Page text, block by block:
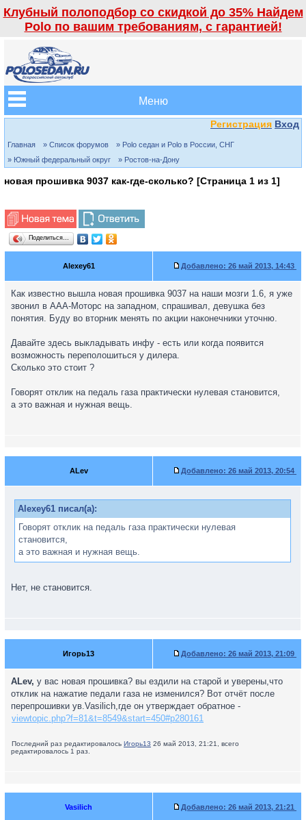
Клубный полоподбор со скидкой до 35% Найдем
Polo по вашим требованиям, с гарантией!
Меню
Регистрация Вход
Главная » Список форумов
» Polo седан и Polo в России, СНГ
» Южный федеральный округ
» Ростов-на-Дону
новая прошивка 9037 как-где-сколько? [Страница 1 из 1]
Поделиться…
Alexey61 Добавлено: 26 май 2013, 14:43
Как известно вышла новая прошивка 9037 на наши мозги 1.6, я уже
звонил в ААА-Моторс на западном, спрашивал, девушка без
понятия. Буду во вторник менять по акции наконечники уточню.
Давайте здесь выкладывать инфу - есть или когда появится
возможность переполошиться у дилера.
Сколько это стоит ?
Говорят отклик на педаль газа практически нулевая становится,
а это важная и нужная вещь.
ALev Добавлено: 26 май 2013, 20:54
Alexey61 писал(а):
Говорят отклик на педаль газа практически нулевая
становится,
а это важная и нужная вещь.
Нет, не становится.
Игорь13 Добавлено: 26 май 2013, 21:09
ALev, у вас новая прошивка? вы ездили на старой и уверены,что
отклик на нажатие педали газа не изменился? Вот отчёт после
перепрошивки ув.Vasilich,где он утверждает обратное -
viewtopic.php?f=81&t=8549&start=450#p280161
Последний раз редактировалось Игорь13 26 май 2013, 21:21, всего
редактировалось 1 раз.
Vasilich Добавлено: 26 май 2013, 21:21